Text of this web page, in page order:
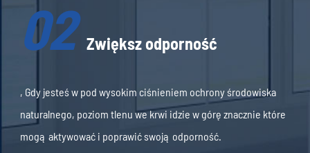
02 Zwiększ odporność
, Gdy jesteś w pod wysokim ciśnieniem ochrony środowiska
naturalnego, poziom tlenu we krwi idzie w górę znacznie które
mogą aktywować i poprawić swoją odporność.